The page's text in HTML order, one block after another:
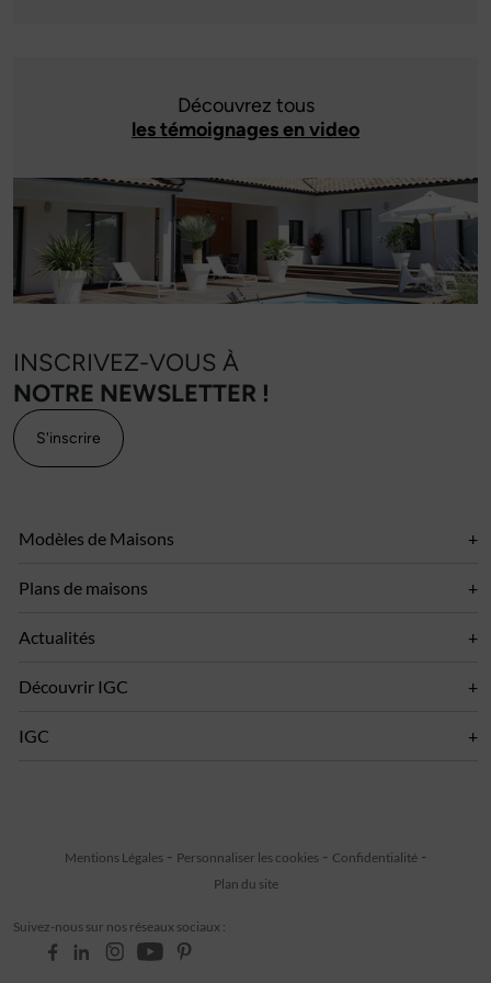
Découvrez tous
les témoignages en video
INSCRIVEZ-VOUS À
NOTRE NEWSLETTER !
S'inscrire
Modèles de Maisons
Plans de maisons
Actualités
Découvrir IGC
IGC
Suivez-nous sur nos réseaux sociaux :
Mentions Légales Personnaliser les cookies
Confidentialité
Plan du site